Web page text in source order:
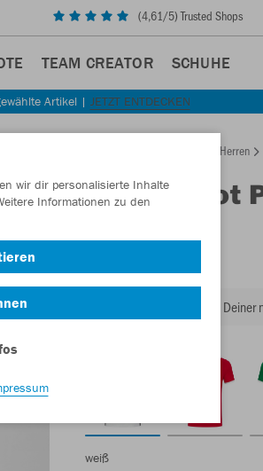
(4,61/5) Trusted Shops
TEAM CREATOR SCHUHE
Artikel | JETZT ENTDECKEN
Herren
JAKOTrikot
Lust auf 30% Rabatt bei
weiß
wir dir personalisierte Inhalte
Informationen zu den